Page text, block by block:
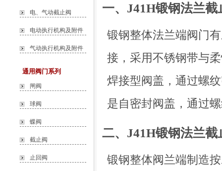
电、气动截止阀
电动执行机构及附件
气动执行机构及附件
通用阀门系列
闸阀
球阀
蝶阀
截止阀
止回阀
一、J41H锻钢法兰截
锻钢整体法兰端阀门
接，采用不锈钢带与
焊接型阀盖，通过螺
是自密封阀盖，通过
二、J41H锻钢法兰
锻钢整体阀兰端制造